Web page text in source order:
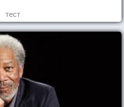
тест